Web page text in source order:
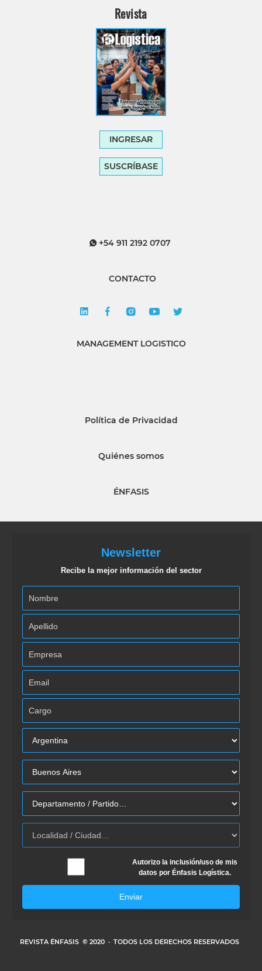
Revista
INGRESAR
SUSCRÍBASE
+54 911 2192 0707
CONTACTO
MANAGEMENT LOGISTICO
Política de Privacidad
Quiénes somos
ÉNFASIS
Newsletter
Recibe la mejor información del sector
Autorizo la inclusión/uso de mis
datos por Énfasis Logística.
Enviar
REVISTA ÉNFASIS © 2020 · TODOS LOS DERECHOS RESERVADOS